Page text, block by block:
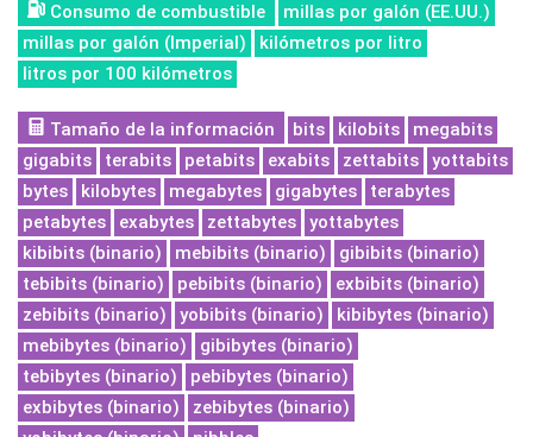
Consumo de combustible
millas por galón (EE.UU.)
millas por galón (Imperial)
kilómetros por litro
litros por 100 kilómetros
Tamaño de la información bits kilobits
megabits
gigabits
terabits petabits exabits zettabits
yottabits
bytes
kilobytes megabytes gigabytes
terabytes
petabytes
exabytes zettabytes
yottabytes
kibibits (binario)
mebibits (binario)
gibibits (binario)
tebibits (binario)
pebibits (binario)
exbibits (binario)
zebibits (binario)
yobibits (binario)
kibibytes (binario)
mebibytes (binario)
gibibytes (binario)
tebibytes (binario)
pebibytes (binario)
exbibytes (binario)
zebibytes (binario)